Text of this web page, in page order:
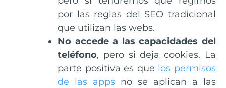
por las reglas del SEO tradicional
que utilizan las webs.
No accede a las capacidades del
teléfono, pero si deja cookies. La
parte positiva es que los permisos
de las apps no se aplican a las